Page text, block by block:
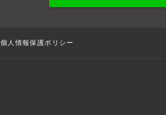
個人情報保護ポリシー